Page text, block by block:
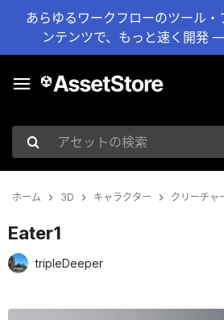
あらゆるワークフローのツール・
ンテンツで、もっと速く開発
アセットの検索
ホーム 3D キャラクター クリーチャ
Eater1
tripleDeeper